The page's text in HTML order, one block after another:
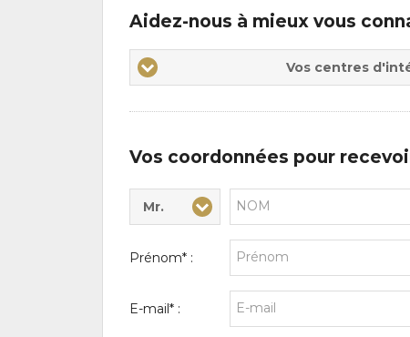
Aidez-nous à mieux vous
Vos
centres
Vos centres
Vos coordonnées pour
Civilité* :
Mr.
Nom* :
Prénom* :
E-mail* :